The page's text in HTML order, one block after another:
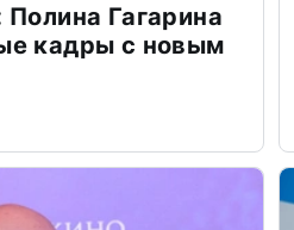
Гагарина
кадры с новым